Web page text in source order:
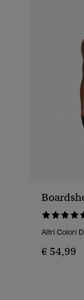
Altri Colori
€ 54,99